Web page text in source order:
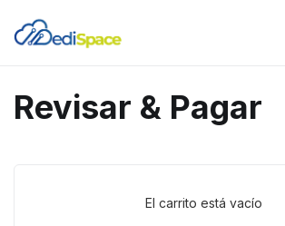
Revisar & Pagar
El carrito está vacío